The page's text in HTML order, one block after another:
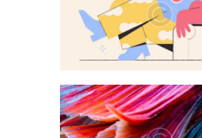
News abril 9, 2019